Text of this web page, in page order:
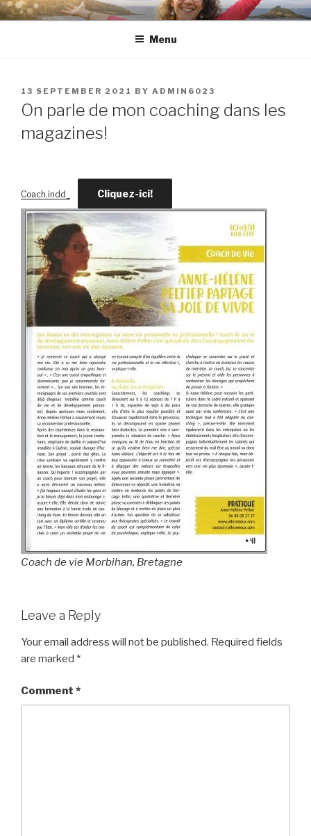
Skip
to
Menu
POSTED
ON
13 SEPTEMBER 2021 BY ADMIN6023
On parle de mon coaching dans les
magazines!
Coach.indd_ Cliquez-ici!
Coach de vie Morbihan, Bretagne
Leave a Reply
Your email address will not be published. Required fields
are marked *
Comment *